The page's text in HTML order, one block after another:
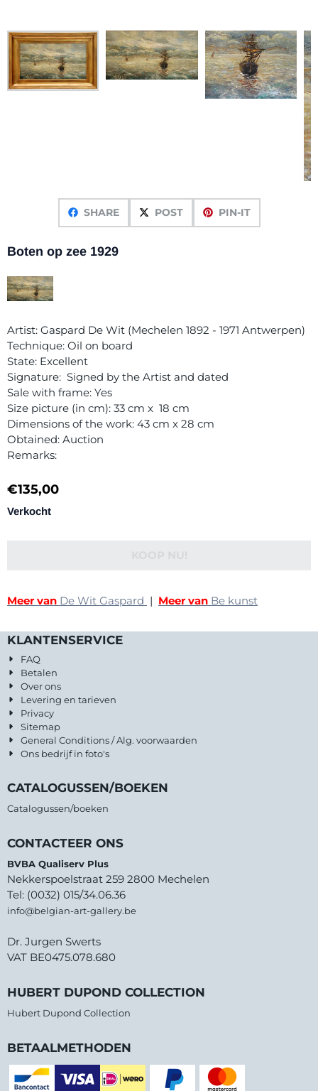
SHARE POST PIN-IT
Boten op zee 1929
Artist: Gaspard De Wit (Mechelen 1892 - 1971 Antwerpen)
Technique: Oil on board
State: Excellent
Signature: Signed by the Artist and dated
Sale with frame: Yes
Size picture (in cm): 33 cm x 18 cm
Dimensions of the work: 43 cm x 28 cm
Obtained: Auction
Remarks:
€135,00
Verkocht
Meer van De Wit Gaspard | Meer van Be kunst
KLANTENSERVICE
FAQ
Betalen
Over ons
Levering en tarieven
Privacy
Sitemap
General Conditions / Alg. voorwaarden
Ons bedrijf in foto's
CATALOGUSSEN/BOEKEN
Catalogussen/boeken
CONTACTEER ONS
BVBA Qualiserv Plus
Nekkerspoelstraat 259 2800 Mechelen
Tel: (0032) 015/34.06.36
info@belgian-art-gallery.be
Dr. Jurgen Swerts
VAT BE0475.078.680
HUBERT DUPOND COLLECTION
Hubert Dupond Collection
BETAALMETHODEN